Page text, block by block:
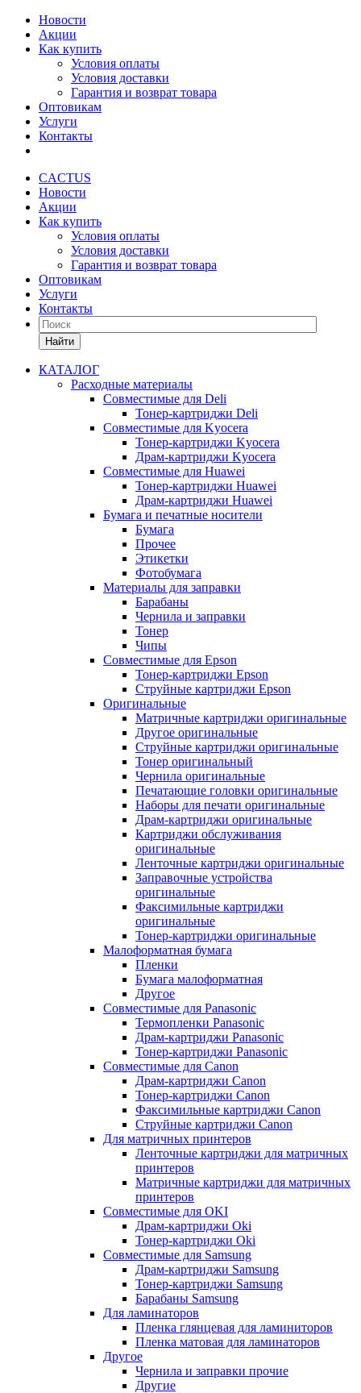
Новости
Акции
Как купить
Условия оплаты
Условия доставки
Гарантия и возврат товара
Оптовикам
Услуги
Контакты
CACTUS
Новости
Акции
Как купить
Условия оплаты
Условия доставки
Гарантия и возврат товара
Оптовикам
Услуги
Контакты
Найти
КАТАЛОГ
Расходные материалы
Совместимые для Deli
Тонер-картриджи Deli
Совместимые для Kyocera
Тонер-картриджи Kyocera
Драм-картриджи Kyocera
Совместимые для Huawei
Тонер-картриджи Huawei
Драм-картриджи Huawei
Бумага и печатные носители
Бумага
Прочее
Этикетки
Фотобумага
Материалы для заправки
Барабаны
Чернила и заправки
Тонер
Чипы
Совместимые для Epson
Тонер-картриджи Epson
Струйные картриджи Epson
Оригинальные
Матричные картриджи оригинальные
Другое оригинальные
Струйные картриджи оригинальные
Тонер оригинальный
Чернила оригинальные
Печатающие головки оригинальные
Наборы для печати оригинальные
Драм-картриджи оригинальные
Картриджи обслуживания
оригинальные
Ленточные картриджи оригинальные
Заправочные устройства
оригинальные
Факсимильные картриджи
оригинальные
Тонер-картриджи оригинальные
Малоформатная бумага
Пленки
Бумага малоформатная
Другое
Совместимые для Panasonic
Термопленки Panasonic
Драм-картриджи Panasonic
Тонер-картриджи Panasonic
Совместимые для Canon
Драм-картриджи Canon
Тонер-картриджи Canon
Факсимильные картриджи Canon
Струйные картриджи Canon
Для матричных принтеров
Ленточные картриджи для матричных
принтеров
Матричные картриджи для матричных
принтеров
Совместимые для OKI
Драм-картриджи Oki
Тонер-картриджи Oki
Совместимые для Samsung
Драм-картриджи Samsung
Тонер-картриджи Samsung
Барабаны Samsung
Для ламинаторов
Пленка глянцевая для ламиниторов
Пленка матовая для ламинаторов
Другое
Чернила и заправки прочие
Другие